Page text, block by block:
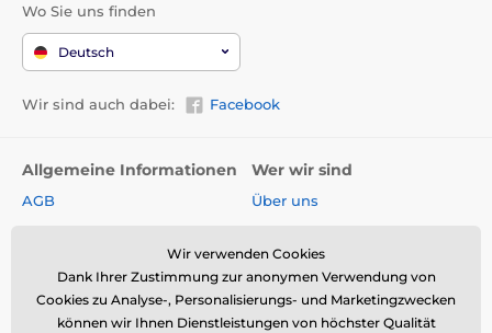
Wo Sie uns finden
Deutsch
Wir sind auch dabei: Facebook
Allgemeine Informationen
AGB
Versand & Zahlungsarten
Rückgabe und Reklamation
Online-Retoure &
Wer wir sind
Über uns
Galamodino
Kontakt
Impressum
Wir verwenden Cookies
Dank Ihrer Zustimmung zur anonymen Verwendung von
Cookies zu Analyse-, Personalisierungs- und Marketingzwecken
können wir Ihnen Dienstleistungen von höchster Qualität